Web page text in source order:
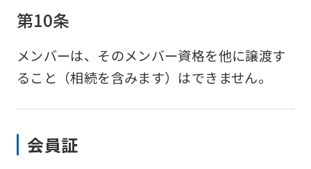
第10条
メンバーは、そのメンバー資格を他に譲渡す
ること（相続を含みます）はできません。
会員証